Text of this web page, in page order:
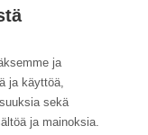
ja
ja käyttöä,
sekä
ja mainoksia.